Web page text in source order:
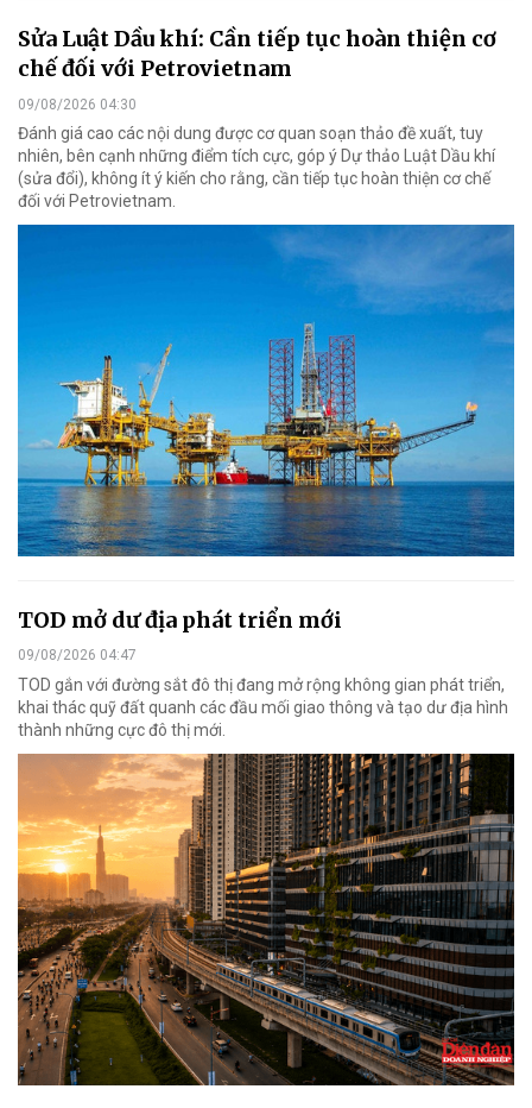
Sửa Luật Dầu khí: Cần tiếp tục hoàn thiện cơ
chế đối với Petrovietnam
09/08/2026 04:30
Đánh giá cao các nội dung được cơ quan soạn thảo đề xuất, tuy
nhiên, bên cạnh những điểm tích cực, góp ý Dự thảo Luật Dầu khí
(sửa đổi), không ít ý kiến cho rằng, cần tiếp tục hoàn thiện cơ chế
đối với Petrovietnam.
TOD mở dư địa phát triển mới
09/08/2026 04:47
TOD gắn với đường sắt đô thị đang mở rộng không gian phát triển,
khai thác quỹ đất quanh các đầu mối giao thông và tạo dư địa hình
thành những cực đô thị mới.